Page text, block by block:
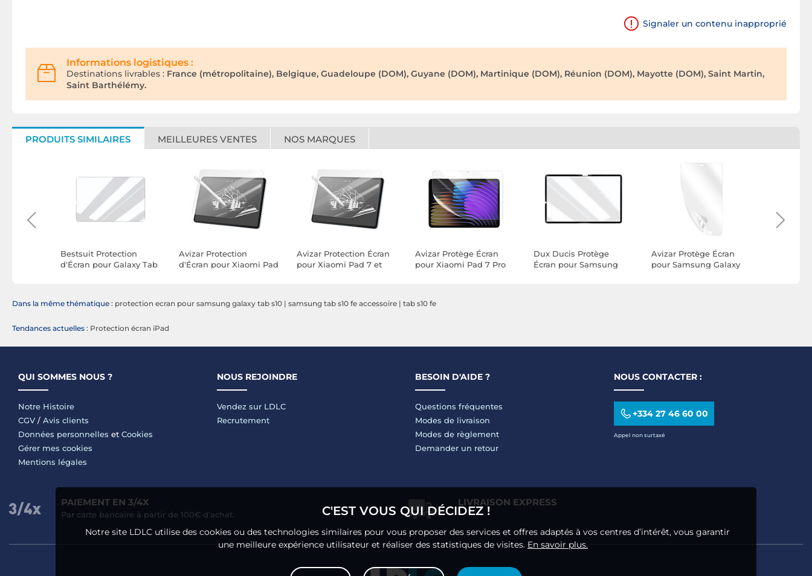
Signaler un contenu inapproprié
Informations logistiques :
Destinations livrables : France (métropolitaine), Belgique, Guadeloupe (DOM), Guyane (DOM), Martinique (DOM), Réunion (DOM), Mayotte (DOM), Saint Martin,
Saint Barthélémy.
PRODUITS SIMILAIRES MEILLEURES VENTES NOS MARQUES
Bestsuit Protection
d'Écran pour Galaxy Tab
Avizar Protection
d'Écran pour Xiaomi Pad
Avizar Protection Écran
pour Xiaomi Pad 7 et
Avizar Protège Écran
pour Xiaomi Pad 7 Pro
Dux Ducis Protège
Écran pour Samsung
Avizar Protège Écran
pour Samsung Galaxy
Dans la même thématique : protection ecran pour samsung galaxy tab s10 | samsung tab s10 fe accessoire | tab s10 fe
Tendances actuelles : Protection écran iPad
QUI SOMMES NOUS ?
Notre Histoire
CGV / Avis clients
Données personnelles et Cookies
Gérer mes cookies
Mentions légales
NOUS REJOINDRE
Vendez sur LDLC
Recrutement
BESOIN D'AIDE ?
Questions fréquentes
Modes de livraison
Modes de règlement
Demander un retour
NOUS CONTACTER :
+334 27 46 60 00
Appel non surtaxé
PAIEMENT EN 3/4X
Par carte bancaire à partir de 100€ d'achat.
LIVRAISON EXPRESS
C'EST VOUS QUI DÉCIDEZ !
Notre site LDLC utilise des cookies ou des technologies similaires pour vous proposer des services et offres adaptés à vos centres d’intérêt, vous garantir
une meilleure expérience utilisateur et réaliser des statistiques de visites. En savoir plus.